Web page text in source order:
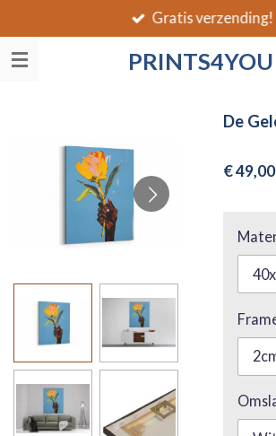
direct
naar
PRINTS4YOU
Gratis verzending!
De
€ 49,00